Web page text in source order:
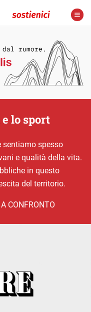
lo sport
sentiamo spesso
e qualità della vita.
in questo
del territorio.
CONFRONTO